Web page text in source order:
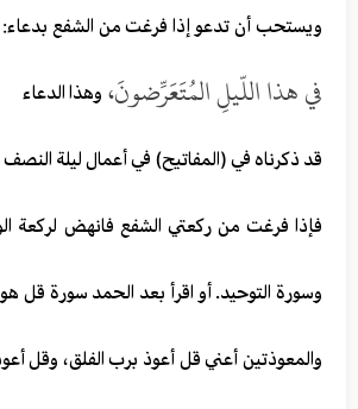
ويستحب أن تدعو إذا فرغت من الشفع بدعاء:
في هذا اللّيلِ المُتَعَرِّضونَ، وهذا الدعاء
قد ذكرناه في (المفاتيح) في أعمال ليلة
فإذا فرغت من ركعتي الشفع فانهض لركعة
وسورة التوحيد. أو اقرأ بعد الحمد سورة قل
والمعوذتين أعني قل أعوذ برب الفلق، وقل